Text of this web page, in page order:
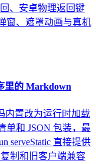
、安卓物理返回键
窗、遮罩动画与真机
里的 Markdown
内置改为运行时加载
单和 JSON 包装，最
serveStatic 直接提供
制和旧客户端兼容